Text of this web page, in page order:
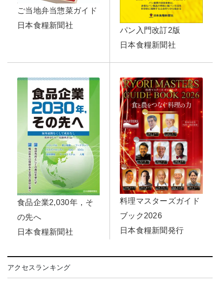
ご当地弁当惣菜ガイド
日本食糧新聞社
パン入門改訂2版
日本食糧新聞社
食品企業2,030年，そ
の先へ
日本食糧新聞社
料理マスターズガイド
ブック2026
日本食糧新聞発行
アクセスランキング